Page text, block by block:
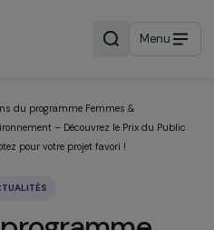
Menu
10 ans du programme Femmes &
Environnement – Découvrez le Prix du